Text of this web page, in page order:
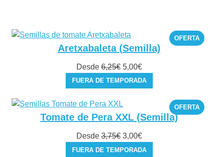
OFERTA
EN
Aretxabaleta (Semilla)
Desde 6,25€ El
precio
original
6,25€.
5,00€El
precio
actual
5,00€.
FUERA DE TEMPORADA
OFERTA
EN
Tomate de Pera XXL (Semilla)
Desde 3,75€ El
precio
3,00€El
precio
FUERA DE TEMPORADA